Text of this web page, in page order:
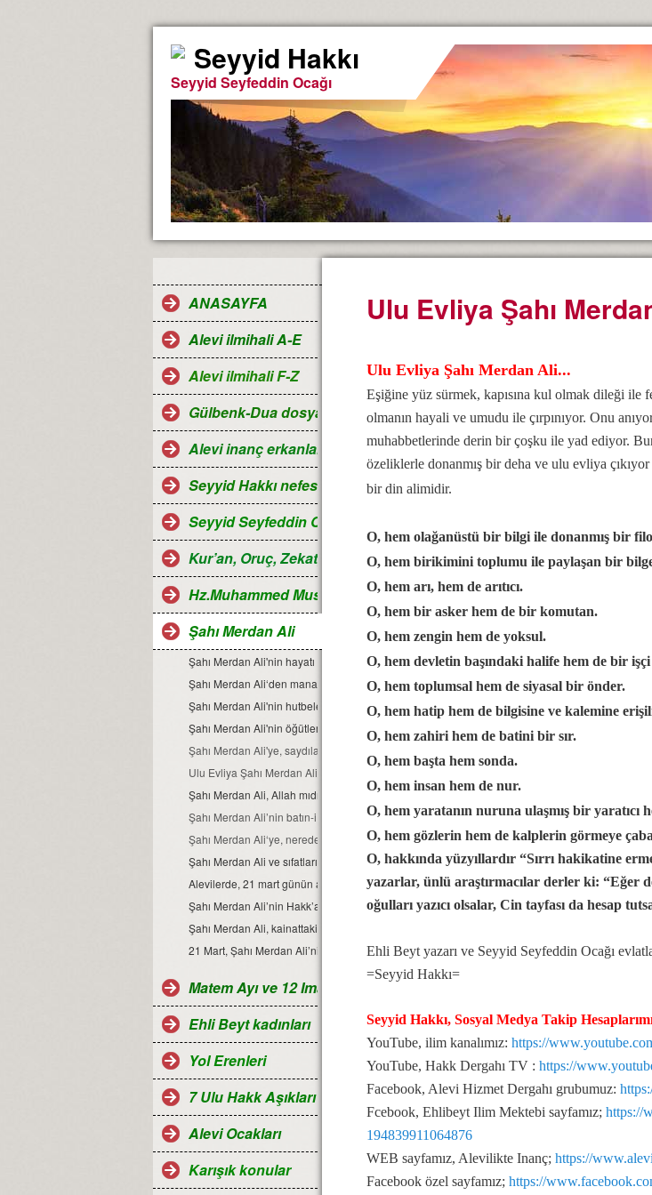
Seyyid Hakkı
Seyyid Seyfeddin Ocağı
ANASAYFA
Alevi ilmihali A-E
Alevi ilmihali F-Z
Gülbenk-Dua dosyası
Alevi inanç erkanları
Seyyid Hakkı nefesleri
Seyyid Seyfeddin Ocağı...
Kur’an, Oruç, Zekat, Hac ve Ramazan ayı
Hz.Muhammed Mustafa
Şahı Merdan Ali
Şahı Merdan Ali'nin hayatı
Şahı Merdan Ali‘den manalı sözler…
Şahı Merdan Ali'nin hutbelerinden bazı bölümler
Şahı Merdan Ali'nin öğütleri
Şahı Merdan Ali'ye, saydılar bizi.
Ulu Evliya Şahı Merdan Ali
Şahı Merdan Ali, Allah mıdır?
Şahı Merdan Ali’nin batın-i yorumu...
Şahı Merdan Ali‘ye, nerede suikast yapılmıştır?
Şahı Merdan Ali ve sıfatları.
Alevilerde, 21 mart günün anlam ve önemi…
Şahı Merdan Ali’nin Hakk’a yürüdüğü sembolik gün, 21 Ramazan’dır…
Şahı Merdan Ali, kainattaki varlıkların aynasıdır…
21 Mart, Șahı Merdan Ali’nin zuhur günü ve Nevruz bayramıdır…
Matem Ayı ve 12 Imamlar
Ehli Beyt kadınları
Yol Erenleri
7 Ulu Hakk Aşıkları ve Halk ozanları
Alevi Ocakları
Karışık konular
Ulu Evliya Şahı
Ulu Evliya Şahı Merdan Ali...
Eşiğine yüz sürmek, kapısına kul olmak dileği ile
olmanın hayali ve umudu ile çırpınıyor. Onu
muhabbetlerinde derin bir çoşku ile yad ediyor.
özeliklerle donanmış bir deha ve ulu evliya
bir din alimidir.
O, hem olağanüstü bir bilgi ile donanmış bir
O, hem birikimini toplumu ile paylaşan bir
O, hem arı, hem de arıtıcı.
O, hem bir asker hem de bir komutan.
O, hem zengin hem de yoksul.
O, hem devletin başındaki halife hem de bir işçi
O, hem toplumsal hem de siyasal bir önder.
O, hem hatip hem de bilgisine ve kalemine
O, hem zahiri hem de batini bir sır.
O, hem başta hem sonda.
O, hem insan hem de nur.
O, hem yaratanın nuruna ulaşmış bir yaratıcı
O, hem gözlerin hem de kalplerin görmeye
O, hakkında yüzyıllardır “Sırrı hakikatine
yazarlar, ünlü araştırmacılar derler ki: “Eğer
oğulları yazıcı olsalar, Cin tayfası da hesap
Ehli Beyt yazarı ve Seyyid Seyfeddin Ocağı
=Seyyid Hakkı=
Seyyid Hakkı, Sosyal Medya Takip
YouTube, ilim kanalımız: https://
YouTube, Hakk Dergahı TV : https://
Facebook, Alevi Hizmet Dergahı grubumuz:
Fcebook, Ehlibeyt Ilim Mektebi sayfamız; https://
194839911064876
WEB sayfamız, Alevilikte Inanç; https://
Facebook özel sayfamız; https://